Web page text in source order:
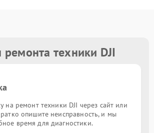
техники DJI
на ремонт техники DJI через сайт или
опишите неисправность, и мы
время для диагностики.